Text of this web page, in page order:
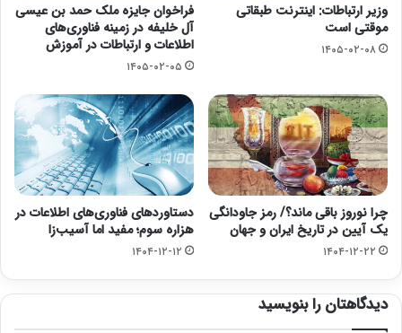
وزیر ارتباطات: اینترنت طبقاتی
موقتی است
۱۴۰۵-۰۲-۰۸
فراخوان جایزه ملک حمد بن عیسی
آل خلیفه در زمینه فناوری‌های
اطلاعات و ارتباطات در آموزش
۱۴۰۵-۰۲-۰۵
چرا نوروز باقی ماند؟/ رمز جاودانگی
یک آیین در تاریخ ایران و جهان
۱۴۰۴-۱۲-۲۲
دستاوردهای فناوری‌های اطلاعات در
هزاره سوم؛ مفید اما آسیب‌زا
۱۴۰۴-۱۲-۱۲
دیدگاهتان را بنویسید